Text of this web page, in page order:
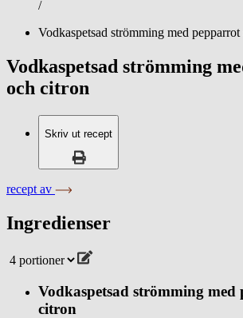
/
Vodkaspetsad strömming med
Vodkaspetsad strömming
och citron
Skriv ut recept
recept av
Ingredienser
Vodkaspetsad strömming med
citron